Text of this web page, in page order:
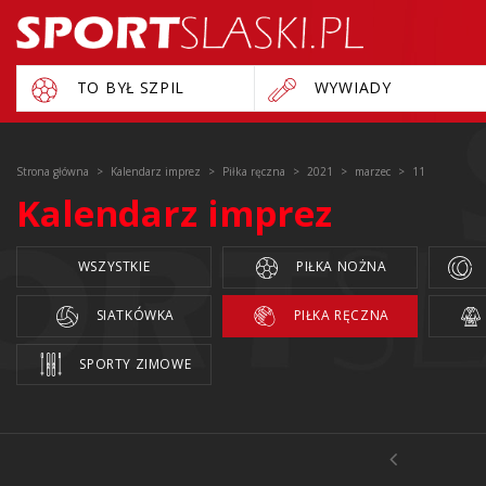
TO BYŁ SZPIL WYWIADY
Strona główna Kalendarz imprez Piłka ręczna 2021 marzec 11
Kalendarz imprez
WSZYSTKIE PIŁKA NOŻNA
SIATKÓWKA PIŁKA RĘCZNA
SPORTY ZIMOWE